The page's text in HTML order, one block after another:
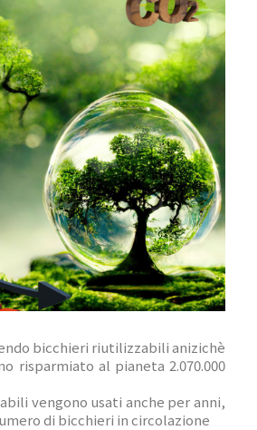
bicchieri riutilizzabili anizichè
risparmiato al pianeta 2.070.000
vengono usati anche per anni,
di bicchieri in circolazione